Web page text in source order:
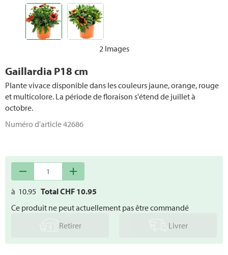
2 Images
Gaillardia P18 cm
Plante vivace disponible dans les couleurs jaune, orange, rouge
et multicolore. La période de floraison s'étend de juillet à
octobre.
Numéro d'article42686
remove add
à 10.95 Total CHF 10.95
Ce produit ne peut actuellement pas être commandé
Retirer
Livrer
Sapins de Noël